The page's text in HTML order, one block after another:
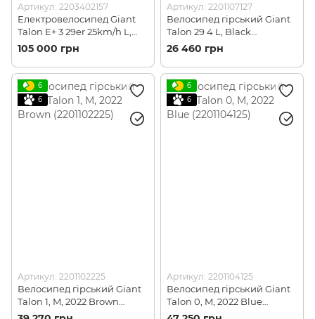
Артикул: 2203402157
Електровелосипед Giant
Talon E+ 3 29er 25km/h L,
2023 Blue Ashes
(2203402157)
105 000 грн
Артикул: 2201107127
Велосипед гірський Giant
Talon 29 4 L, Black
(2201107127)
26 460 грн
6
6
Артикул: 2201102225
Велосипед гірський Giant
Talon 1, M, 2022 Brown
(2201102225)
6
6
Артикул: 2201104125
Велосипед гірський Giant
Talon 0, M, 2022 Blue
(2201104125)